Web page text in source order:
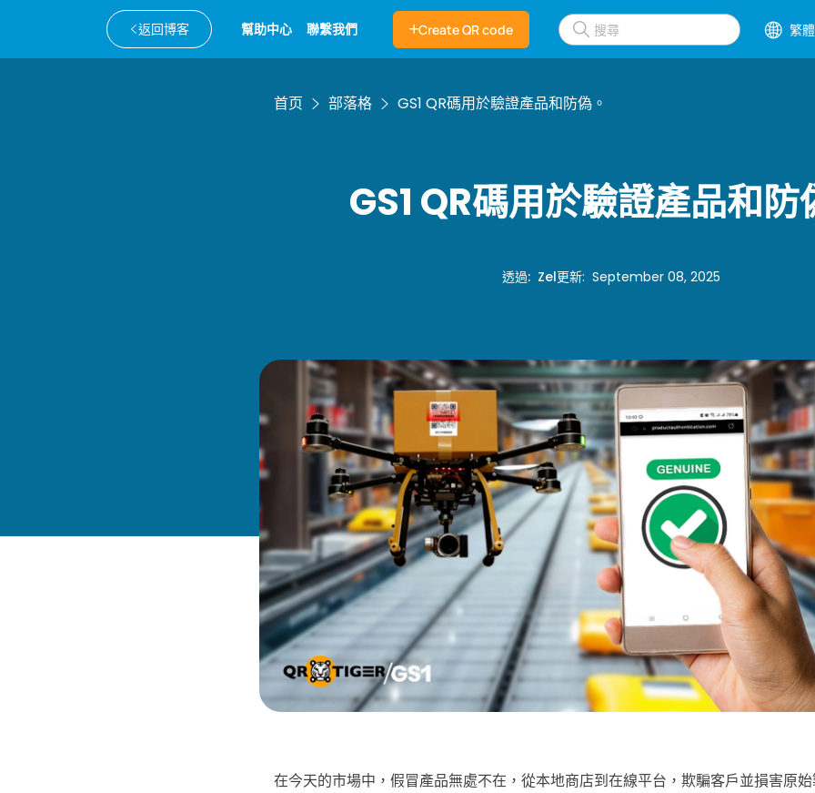
返回博客 幫助中心 聯繫我們 Create QR code 繁
首页 部落格 GS1 QR碼用於驗證產品和防偽。
GS1 QR碼用於驗證產品和防
透過: Zel更新: September 08, 2025
在今天的市場中，假冒產品無處不在，從本地商店到在線平台，欺騙客戶並損害原始